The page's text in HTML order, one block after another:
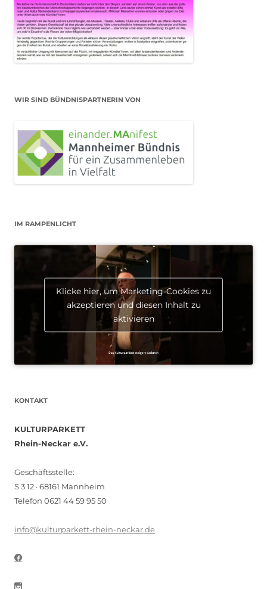
WIR SIND BÜNDNISPARTNERIN VON
IM RAMPENLICHT
Klicke hier, um Marketing-Cookies zu
akzeptieren und diesen Inhalt zu
aktivieren
KONTAKT
KULTURPARKETT
Rhein-Neckar e.V.
Geschäftsstelle:
S 3 12 · 68161 Mannheim
Telefon 0621 44 59 95 50
info@kulturparkett-rhein-neckar.de